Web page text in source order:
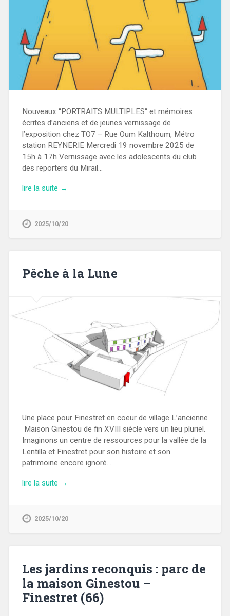
Nouveaux “PORTRAITS MULTIPLES“ et mémoires
écrites d’anciens et de jeunes vernissage de
l’exposition chez TO7 – Rue Oum Kalthoum, Métro
station REYNERIE Mercredi 19 novembre 2025 de
15h à 17h Vernissage avec les adolescents du club
des reporters du Mirail…
lire la suite →
2025/10/20
Pêche à la Lune
Une place pour Finestret en coeur de village L’ancienne
Maison Ginestou de fin XVIII siècle vers un lieu pluriel.
Imaginons un centre de ressources pour la vallée de la
Lentilla et Finestret pour son histoire et son
patrimoine encore ignoré….
lire la suite →
2025/10/20
Les jardins reconquis : parc de
la maison Ginestou –
Finestret (66)